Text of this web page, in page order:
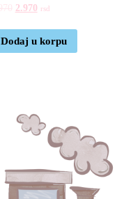
2.970 rsd
Dodaj u korpu